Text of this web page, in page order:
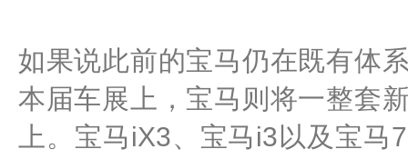
如果说此前的宝马仍在既有体
本届车展上，宝马则将一整套
上。宝马iX3、宝马i3以及宝